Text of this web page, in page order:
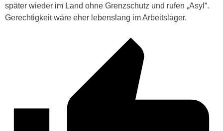
später wieder im Land ohne Grenzschutz und rufen „Asyl“.
Gerechtigkeit wäre eher lebenslang im Arbeitslager.